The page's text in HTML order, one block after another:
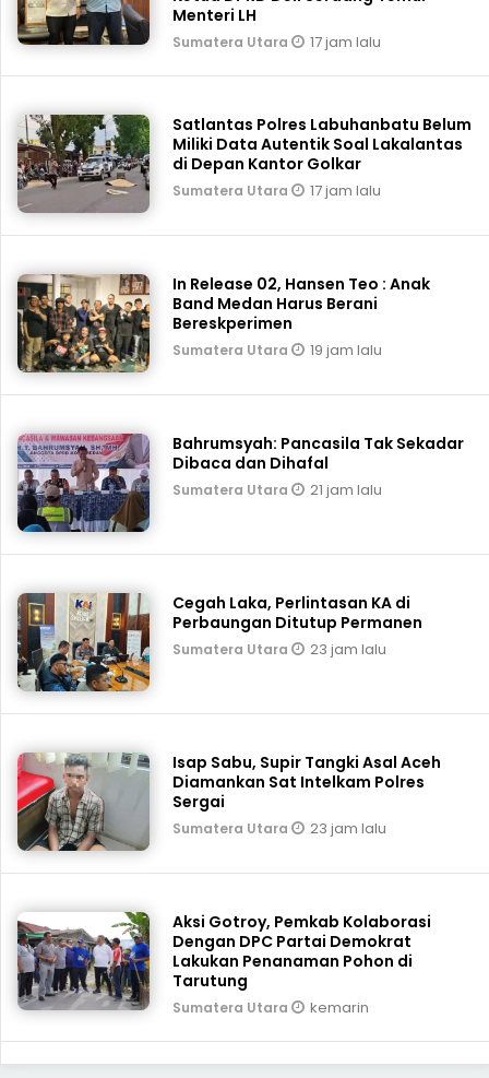
Menteri LH
Sumatera Utara 17 jam lalu
Satlantas Polres Labuhanbatu Belum
Miliki Data Autentik Soal Lakalantas
di Depan Kantor Golkar
Sumatera Utara 17 jam lalu
In Release 02, Hansen Teo : Anak
Band Medan Harus Berani
Bereskperimen
Sumatera Utara 19 jam lalu
Bahrumsyah: Pancasila Tak Sekadar
Dibaca dan Dihafal
Sumatera Utara 21 jam lalu
Cegah Laka, Perlintasan KA di
Perbaungan Ditutup Permanen
Sumatera Utara 23 jam lalu
Isap Sabu, Supir Tangki Asal Aceh
Diamankan Sat Intelkam Polres
Sergai
Sumatera Utara 23 jam lalu
Aksi Gotroy, Pemkab ‎Kolaborasi
Dengan DPC Partai Demokrat
Lakukan Penanaman Pohon di
Tarutung
Sumatera Utara kemarin